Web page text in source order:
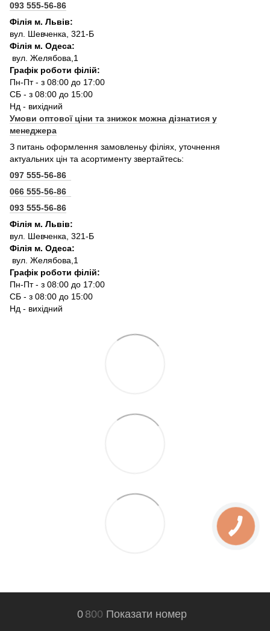
093 555-56-86
Філія м. Львів:
вул. Шевченка, 321-Б
Філія м. Одеса:
вул. Желябова,1
Графік роботи філій:
Пн-Пт - з 08:00 до 17:00
СБ - з 08:00 до 15:00
Нд - вихідний
Умови оптової ціни та знижок можна дізнатися у
менеджера
З питань оформлення замовленьу філіях, уточнення
актуальних цін та асортименту звертайтесь:
097 555-56-86
066 555-56-86
093 555-56-86
Філія м. Львів:
вул. Шевченка, 321-Б
Філія м. Одеса:
вул. Желябова,1
Графік роботи філій:
Пн-Пт - з 08:00 до 17:00
СБ - з 08:00 до 15:00
Нд - вихідний
0 800 Показати номер